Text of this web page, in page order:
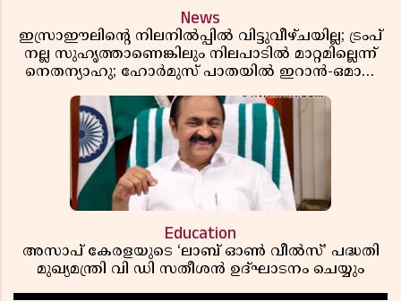
News
ഇസ്രാഈലിന്റെ നിലനിൽപ്പിൽ വിട്ടുവീഴ്ചയില്ല; ട്രംപ്
നല്ല സുഹൃത്താണെങ്കിലും നിലപാടിൽ മാറ്റമില്ലെന്ന്
നെതന്യാഹു; ഹോർമുസ് പാതയിൽ ഇറാൻ-ഒമാൻ
Education
അസാപ് കേരളയുടെ ‘ലാബ് ഓൺ വീൽസ്’ പദ്ധതി
മുഖ്യമന്ത്രി വി ഡി സതീശൻ ഉദ്ഘാടനം ചെയ്യും